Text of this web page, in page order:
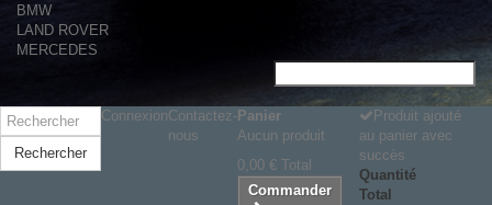
BMW
LAND ROVER
MERCEDES
Rechercher
ConnexionContactez-
nous
Panier
Aucun produit
0,00 € Total
Commander
Produit ajouté
au panier avec
succès
Quantité
Total